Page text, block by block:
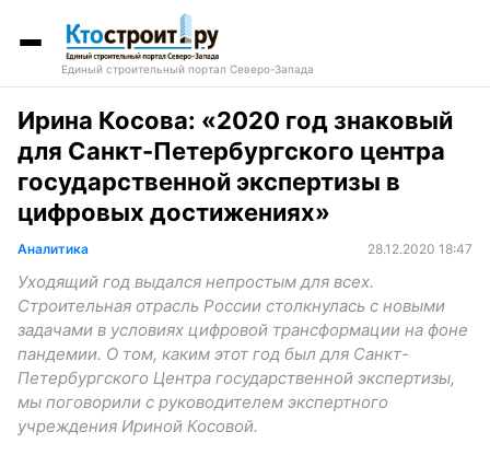
Единый строительный портал Северо-Запада
Ирина Косова: «2020 год знаковый
для Санкт-Петербургского центра
государственной экспертизы в
цифровых достижениях»
Аналитика 28.12.2020 18:47
Уходящий год выдался непростым для всех.
Строительная отрасль России столкнулась с новыми
задачами в условиях цифровой трансформации на фоне
пандемии. О том, каким этот год был для Санкт-
Петербургского Центра государственной экспертизы,
мы поговорили с руководителем экспертного
учреждения Ириной Косовой.